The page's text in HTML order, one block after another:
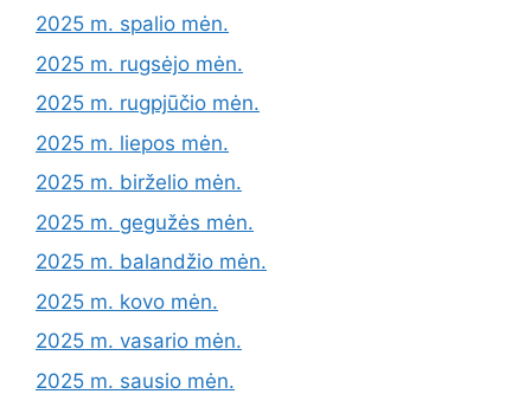
2025 m. spalio mėn.
2025 m. rugsėjo mėn.
2025 m. rugpjūčio mėn.
2025 m. liepos mėn.
2025 m. birželio mėn.
2025 m. gegužės mėn.
2025 m. balandžio mėn.
2025 m. kovo mėn.
2025 m. vasario mėn.
2025 m. sausio mėn.